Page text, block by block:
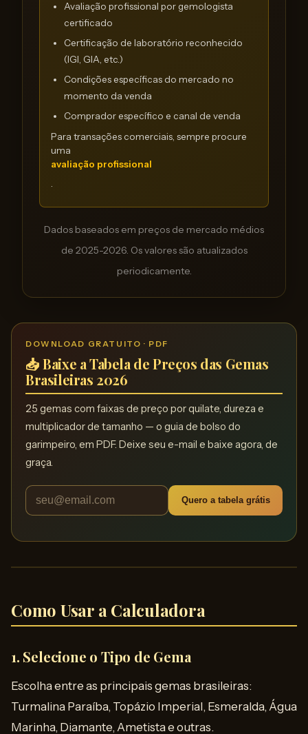
Avaliação profissional por gemologista
certificado
Certificação de laboratório reconhecido
(IGI, GIA, etc.)
Condições específicas do mercado no
momento da venda
Comprador específico e canal de venda
Para transações comerciais, sempre procure
uma
avaliação profissional
Dados baseados em preços de mercado médios
de 2025-2026. Os valores são atualizados
periodicamente.
DOWNLOAD GRATUITO · PDF
📥 Baixe a Tabela de Preços das Gemas
Brasileiras 2026
25 gemas com faixas de preço por quilate, dureza e
multiplicador de tamanho — o guia de bolso do
garimpeiro, em PDF. Deixe seu e-mail e baixe agora, de
graça.
Quero a tabela grátis
Como Usar a Calculadora
1. Selecione o Tipo de Gema
Escolha entre as principais gemas brasileiras:
Turmalina Paraíba, Topázio Imperial, Esmeralda, Água
Marinha, Diamante, Ametista e outras.